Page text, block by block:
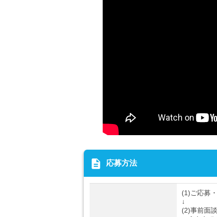
description 応募方法
(1)ご応募
↓
(2)事前面談